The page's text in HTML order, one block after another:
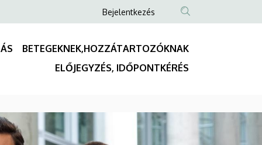
Anonim
fiók
menüje
Bejelentkezés
BETEGEKNEK,HOZZÁTARTOZÓKNAK
ELŐJEGYZÉS, IDŐPONTKÉRÉS